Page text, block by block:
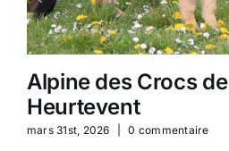
Alpine des Crocs de
Heurtevent
mars 31st, 2026 0 commentaire